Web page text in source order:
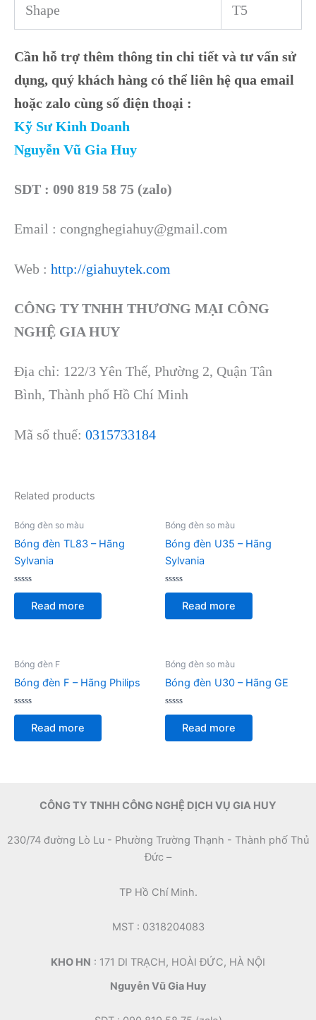
Shape T5
Cần hỗ trợ thêm thông tin chi tiết và tư vấn sử
dụng, quý khách hàng có thể liên hệ qua email
hoặc zalo cùng số điện thoại :
Kỹ Sư Kinh Doanh
Nguyễn Vũ Gia Huy
SDT : 090 819 58 75 (zalo)
Email : congnghegiahuy@gmail.com
Web : http://giahuytek.com
CÔNG TY TNHH THƯƠNG MẠI CÔNG
NGHỆ GIA HUY
Địa chỉ: 122/3 Yên Thế, Phường 2, Quận Tân
Bình, Thành phố Hồ Chí Minh
Mã số thuế: 0315733184
Related products
Bóng đèn so màu
Bóng đèn TL83 – Hãng
Sylvania
Rated
of
Read more
Bóng đèn so màu
Bóng đèn U35 – Hãng
Sylvania
Rated
of
Read more
Bóng đèn F
Bóng đèn F – Hãng Philips
Rated
of
Read more
Bóng đèn so màu
Bóng đèn U30 – Hãng GE
Rated
of
Read more
CÔNG TY TNHH CÔNG NGHỆ DỊCH VỤ GIA HUY
230/74 đường Lò Lu - Phường Trường Thạnh - Thành phố Thủ
Đức –
TP Hồ Chí Minh.
MST : 0318204083
KHO HN : 171 DI TRẠCH, HOÀI ĐỨC, HÀ NỘI
Nguyễn Vũ Gia Huy